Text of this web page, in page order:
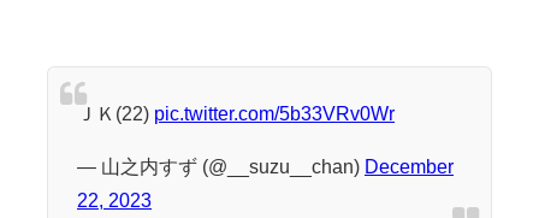
ＪＫ(22) pic.twitter.com/5b33VRv0Wr
— 山之内すず (@__suzu__chan) December
22, 2023